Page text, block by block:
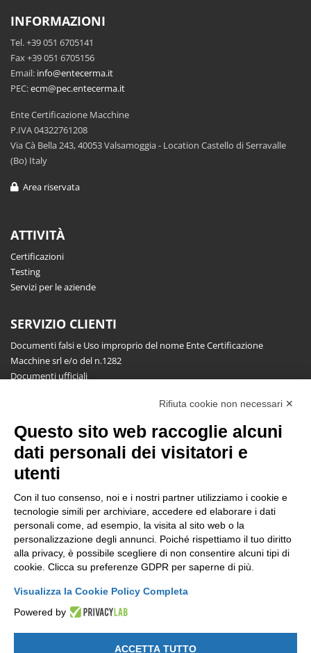
INFORMAZIONI
Tel. +39 051 6705141
Fax +39 051 6705156
Email: info@entecerma.it
PEC:ecm@pec.entecerma.it
Ente Certificazione Macchine
P.IVA 04322761208
Via Cà Bella 243, 40053 Valsamoggia - Location Castello di Serravalle
(Bo) Italy
Area riservata
ATTIVITÀ
Certificazioni
Testing
Servizi per le aziende
SERVIZIO CLIENTI
Documenti falsi e Uso improprio del nome Ente Certificazione
Macchine srl e/o del n.1282
Documenti ufficiali
NEWSLETTER
Resta aggiornato gratuitamente su tutte le novità.
Cliccando su Iscriviti dichiari di aver letto e accettato l'Informativa
Rifiuta cookie non necessari ✕
Questo sito web raccoglie alcuni
dati personali dei visitatori e
utenti
Con il tuo consenso, noi e i nostri partner utilizziamo i cookie e
tecnologie simili per archiviare, accedere ed elaborare i dati
personali come, ad esempio, la visita al sito web o la
personalizzazione degli annunci. Poiché rispettiamo il tuo diritto
alla privacy, è possibile scegliere di non consentire alcuni tipi di
cookie. Clicca su preferenze GDPR per saperne di più.
Visualizza la Cookie Policy Completa
Powered by
ACCETTA TUTTO